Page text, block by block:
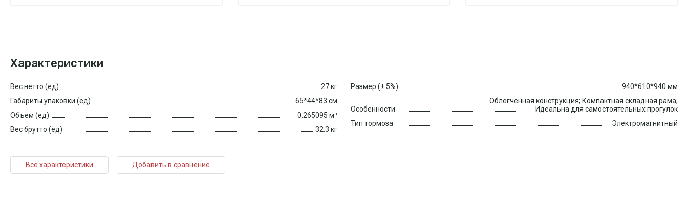
Характеристики
Вес нетто (ед)
27 кг
Габариты упаковки (ед)
65*44*83 см
Объем (ед)
0.265095 м³
Вес брутто (ед)
32.3 кг
Размер (± 5%) 940*610*940 мм
Особенности
Облегчённая конструкция; Компактная складная рама;
Идеальна для самостоятельных прогулок
Тип тормоза
Электромагнитный
Все характеристики Добавить в сравнение